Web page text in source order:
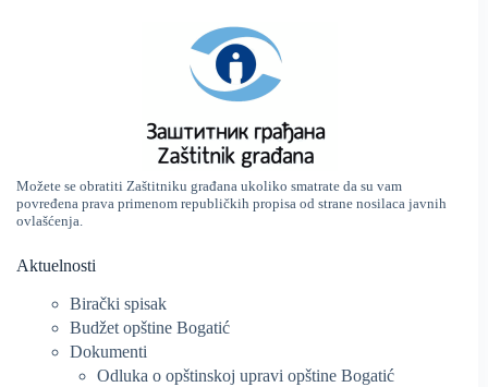
Možete se obratiti Zaštitniku građana ukoliko smatrate da su vam
povređena prava primenom republičkih propisa od strane nosilaca javnih
ovlašćenja.
Aktuelnosti
Birački spisak
Budžet opštine Bogatić
Dokumenti
Odluka o opštinskoj upravi opštine Bogatić